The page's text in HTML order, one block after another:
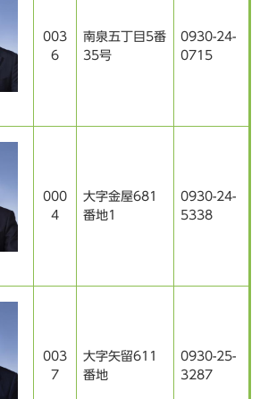
003
6
南泉五丁目5番
35号
0930-24-
0715
000
4
大字金屋681
番地1
0930-24-
5338
003
7
大字矢留611
番地
0930-25-
3287